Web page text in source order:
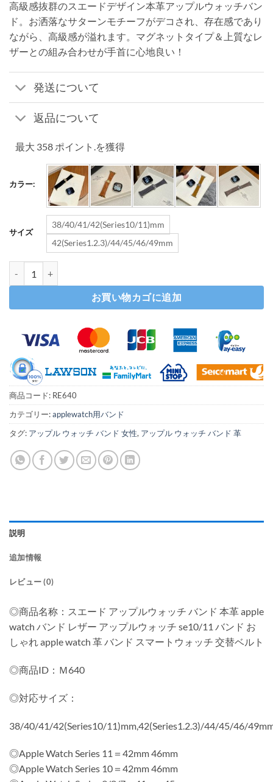
高級感抜群のスエードデザイン本革アップルウォッチバン
ド。お洒落なサターンモチーフがデコされ、存在感であり
ながら、高級感が溢れます。マグネットタイプ＆上質なレ
ザーとの組み合わせが手首に心地良い！
発送について
返品について
最大 358 ポイント.を獲得
カラー:
サイズ
38/40/41/42(Series10/11)mm
42(Series1.2.3)/44/45/46/49mm
お買い物カゴに追加
商品コード: RE640
カテゴリー:applewatch用バンド
タグ: アップル ウォッチ バンド 女性, アップル ウォッチ バンド 革
説明
追加情報
レビュー (0)
◎商品名称：スエード アップルウォッチ バンド 本革 apple
watch バンド レザー アップルウォッチ se10/11 バンド お
しゃれ apple watch 革 バンド スマートウォッチ 交替ベルト
◎商品ID：Ｍ640
◎対応サイズ：
38/40/41/42(Series10/11)mm,42(Series1.2.3)/44/45/46/
◎Apple Watch Series 11＝42mm 46mm
◎Apple Watch Series 10＝42mm 46mm